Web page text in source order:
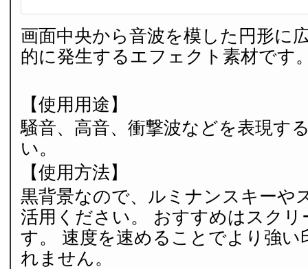
画面中央から音波を模した円形に
的に発生するエフェクト素材です
【使用用途】
騒音、高音、衝撃波などを表現す
い。
【使用方法】
黒背景なので、ルミナンスキーや
活用ください。 おすすめはスク
す。 速度を速めることでより強
れません。